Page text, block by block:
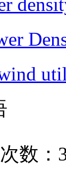
数：